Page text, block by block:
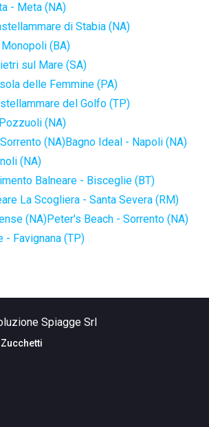
- Meta (NA)
di Stabia (NA)
(BA)
sul Mare (SA)
delle Femmine (PA)
del Golfo (TP)
(NA)
(NA)Bagno Ideal - Napoli (NA)
(NA)
Balneare - Bisceglie (BT)
La Scogliera - Santa Severa (RM)
(NA)Peter's Beach - Sorrento (NA)
- Favignana (TP)
Spiagge Srl